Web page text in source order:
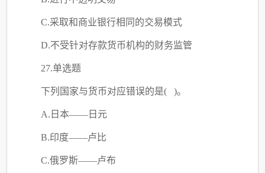
C.采取和商业银行相同的交易模式
D.不受针对存款货币机构的财务监管
27.单选题
下列国家与货币对应错误的是( )。
A.日本——日元
B.印度——卢比
C.俄罗斯——卢布